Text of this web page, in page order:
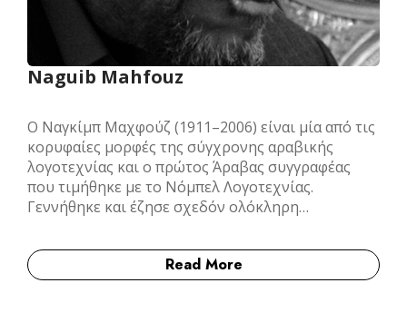
Naguib Mahfouz
Ο Ναγκίμπ Μαχφούζ (1911–2006) είναι μία από τις
κορυφαίες μορφές της σύγχρονης αραβικής
λογοτεχνίας και ο πρώτος Άραβας συγγραφέας
που τιμήθηκε με το Νόμπελ Λογοτεχνίας.
Γεννήθηκε και έζησε σχεδόν ολόκληρη…
Read More